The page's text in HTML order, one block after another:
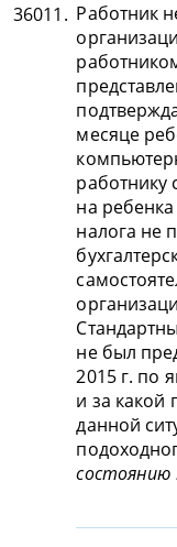
36011. Работник
месяце
работнику
на
налога не
не был
2015 г. по
и за какой
данной
состоянию